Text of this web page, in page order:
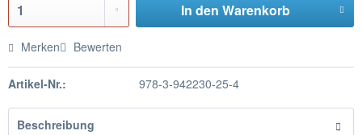
In den Warenkorb
Merken Bewerten
Artikel-Nr.: 978-3-942230-25-4
Beschreibung